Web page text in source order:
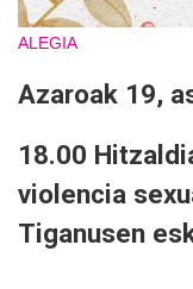
ALEGIA
Azaroak 19,
18.00
violencia
Tiganusen